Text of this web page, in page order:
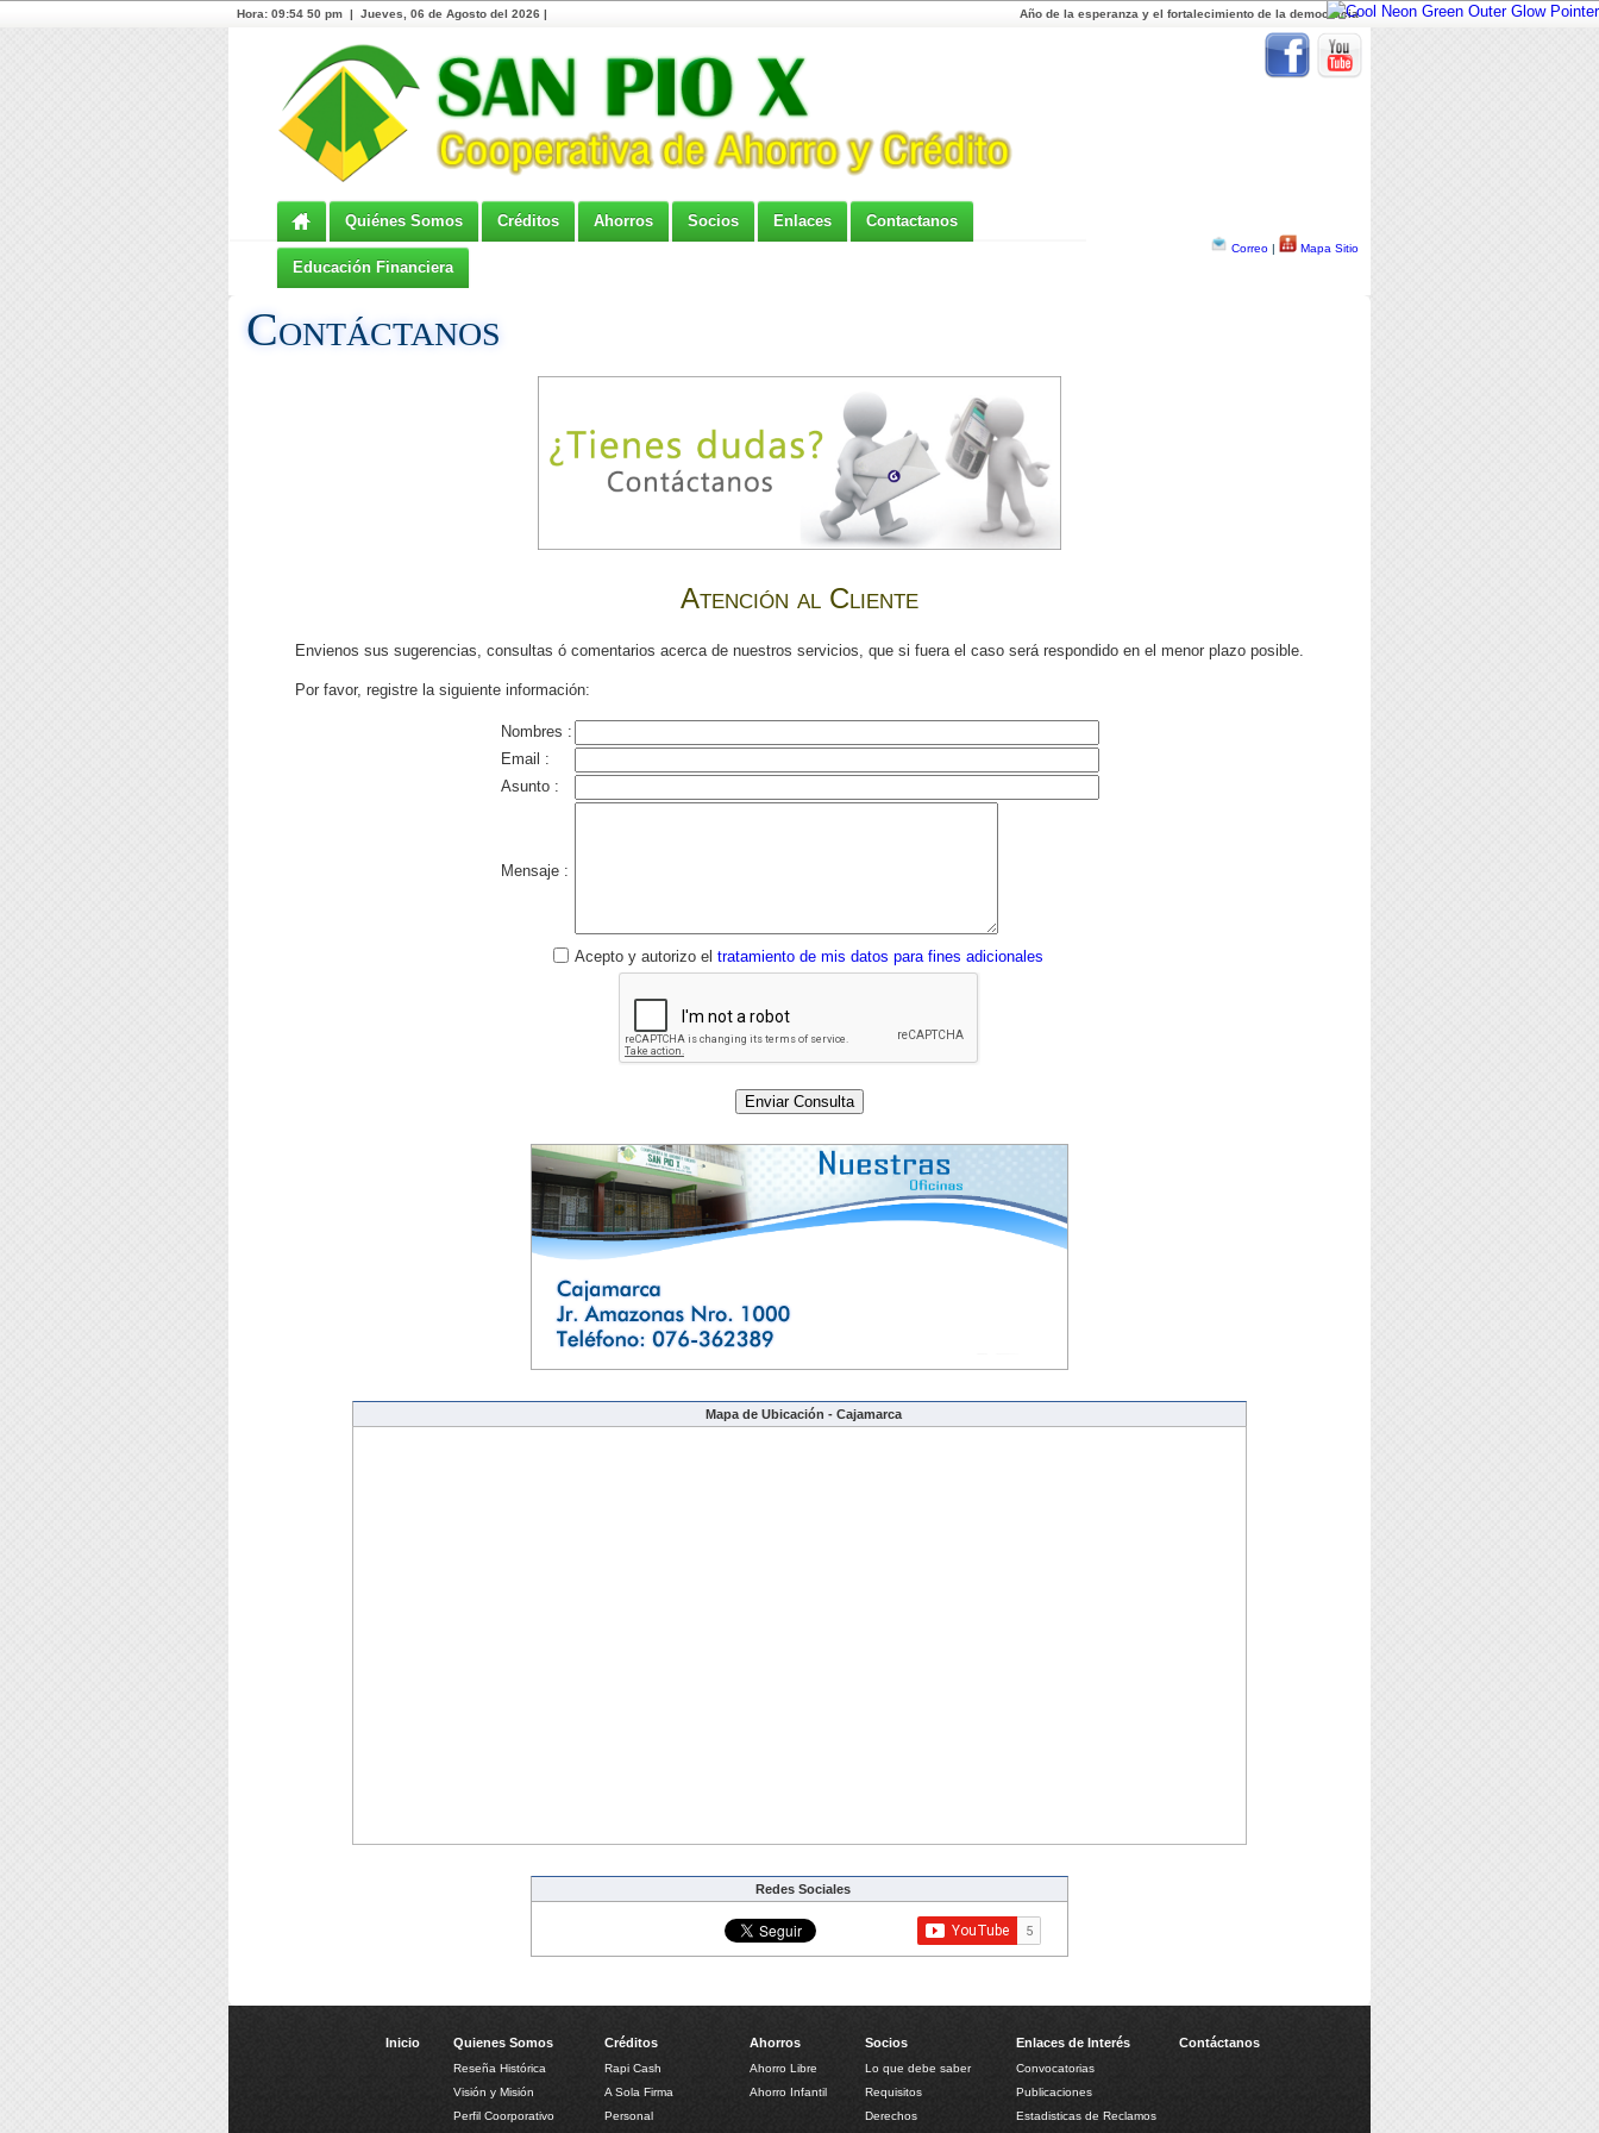
Hora: 09:54 50 pm | Jueves, 06 de Agosto del 2026 | Año de la esperanza y el fortalecimiento de la democracia
Quiénes Somos Créditos Ahorros Socios Enlaces Contactanos
Educación Financiera
Correo | Mapa Sitio
Contáctanos
Atención al Cliente
Envienos sus sugerencias, consultas ó comentarios acerca de nuestros servicios, que si fuera el caso será respondido en el menor plazo posible.
Por favor, registre la siguiente información:
Nombres :
Email :
Asunto :
Mensaje :
Acepto y autorizo el tratamiento de mis datos para fines adicionales
Mapa de Ubicación - Cajamarca
Redes Sociales
Inicio Quienes Somos Créditos Ahorros Socios Enlaces de Interés Contáctanos
Reseña Histórica
Visión y Misión
Perfil Coorporativo
Rapi Cash
A Sola Firma
Personal
Ahorro Libre
Ahorro Infantil
Lo que debe saber
Requisitos
Derechos
Convocatorias
Publicaciones
Estadisticas de Reclamos